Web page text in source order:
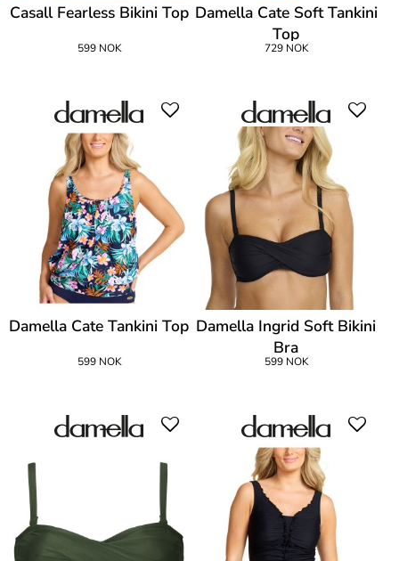
Casall Fearless Bikini Top
599 NOK
Damella Cate Soft Tankini
Top
729 NOK
Damella Cate Tankini Top
599 NOK
Damella Ingrid Soft Bikini
Bra
599 NOK